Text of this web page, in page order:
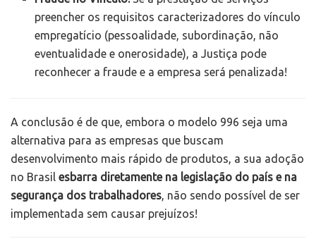
preencher os requisitos caracterizadores do vínculo
empregatício (pessoalidade, subordinação, não
eventualidade e onerosidade), a Justiça pode
reconhecer a fraude e a empresa será penalizada!
A conclusão é de que, embora o modelo 996 seja uma
alternativa para as empresas que buscam
desenvolvimento mais rápido de produtos, a sua adoção
no Brasil esbarra diretamente na legislação do país e na
segurança dos trabalhadores, não sendo possível de ser
implementada sem causar prejuízos!